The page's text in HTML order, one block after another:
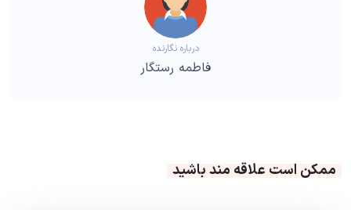
درباره نگارنده
فاطمه رستگار
ممکن است علاقه مند باشید